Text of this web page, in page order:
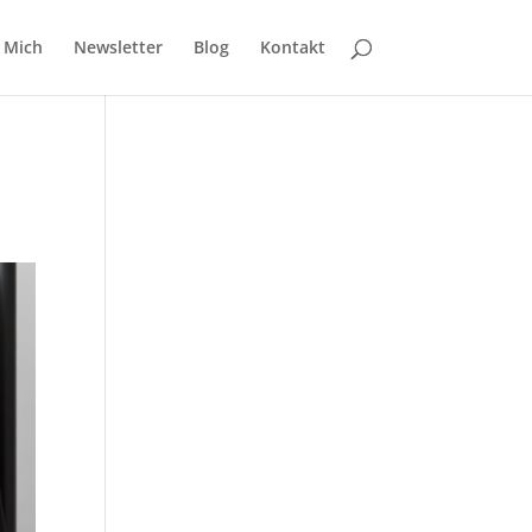
Newsletter Blog Kontakt